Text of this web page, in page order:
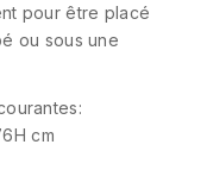
pour être placé
ou sous une
cm